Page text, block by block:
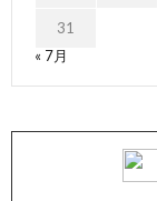
31
« 7月